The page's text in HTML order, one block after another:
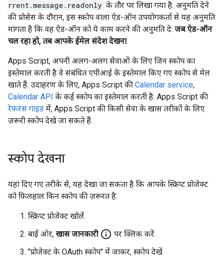
rrent.message.readonly के तौर पर लिखा गया है. अनुमति देने
की प्रोसेस के दौरान, इस स्कोप वाला ऐड-ऑन उपयोगकर्ता से यह अनुमति
मांगता है कि वह ऐड-ऑन को ये काम करने की अनुमति दे: जब ऐड-ऑन
चल रहा हो, तब आपके ईमेल संदेश देखना.
Apps Script, अपनी अलग-अलग सेवाओं के लिए जिन स्कोप का
इस्तेमाल करती है वे संबंधित एपीआई के इस्तेमाल किए गए स्कोप से मेल
खाते हैं. उदाहरण के लिए, Apps Script कीCalendar service,
Calendar API के कई स्कोप का इस्तेमाल करती है. Apps Script की
रेफ़रंस गाइड में, Apps Script की किसी सेवा के खास तरीकों के लिए
ज़रूरी स्कोप देखे जा सकते हैं.
स्कोप देखना
यहां दिए गए तरीके से, यह देखा जा सकता है कि आपके स्क्रिप्ट प्रोजेक्ट
को फ़िलहाल किन स्कोप की ज़रूरत है:
स्क्रिप्ट प्रोजेक्ट खोलें.
बाईं ओर, खास जानकारी info_outline पर क्लिक करें.
"प्रोजेक्ट के OAuth स्कोप" में जाकर, स्कोप देखें.